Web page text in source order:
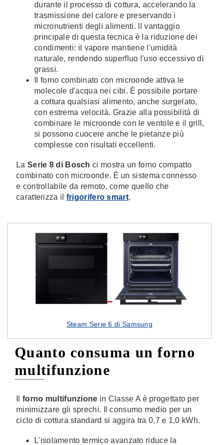
durante il processo di cottura, accelerando la
trasmissione del calore e preservando i
micronutrienti degli alimenti. Il vantaggio
principale di questa tecnica è la riduzione dei
condimenti: il vapore mantiene l'umidità
naturale, rendendo superfluo l'uso eccessivo di
grassi.
Il forno combinato con microonde attiva le
molecole d'acqua nei cibi. È possibile portare
a cottura qualsiasi alimento, anche surgelato,
con estrema velocità. Grazie alla possibilità di
combinare le microonde con le ventole e il grill,
si possono cuocere anche le pietanze più
complesse con risultati eccellenti.
La Serie 8 di Boschci mostra un forno compatto
combinato con microonde. È un sistema connesso
e controllabile da remoto, come quello che
caratterizza il frigorifero smart.
Steam Serie 6 di Samsung
Quanto consuma un forno
multifunzione
forno multifunzione in Classe A è progettato per
minimizzare gli sprechi. Il consumo medio per un
ciclo di cottura standard si aggira tra 0,7 e 1,0 kWh.
L'isolamento termico avanzato riduce la